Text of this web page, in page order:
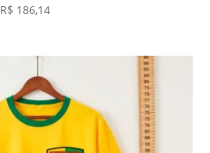
O
R$ 218,99.
R$ 186,14O
R$ 186,14.